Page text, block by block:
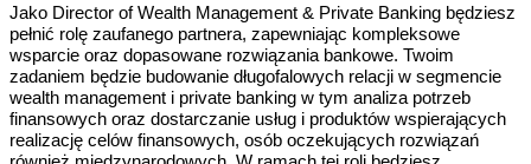
Jako Director of Wealth Management & Private Banking będziesz
pełnić rolę zaufanego partnera, zapewniając kompleksowe
wsparcie oraz dopasowane rozwiązania bankowe. Twoim
zadaniem będzie budowanie długofalowych relacji w segmencie
wealth management i private banking w tym analiza potrzeb
finansowych oraz dostarczanie usług i produktów wspierających
realizację celów finansowych, osób oczekujących rozwiązań